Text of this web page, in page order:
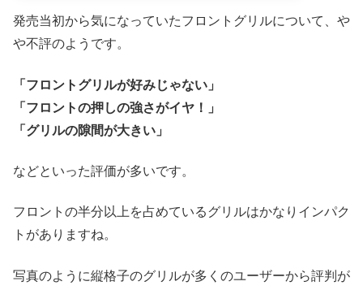
発売当初から気になっていたフロントグリルについて、や
や不評のようです。
「フロントグリルが好みじゃない」
「フロントの押しの強さがイヤ！」
「グリルの隙間が大きい」
などといった評価が多いです。
フロントの半分以上を占めているグリルはかなりインパク
トがありますね。
写真のように縦格子のグリルが多くのユーザーから評判が